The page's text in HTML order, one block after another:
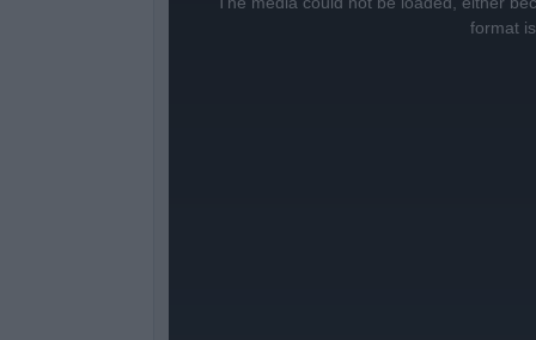
format